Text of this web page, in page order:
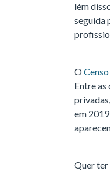
lém
seguida
O
Entre
em
Quer ter